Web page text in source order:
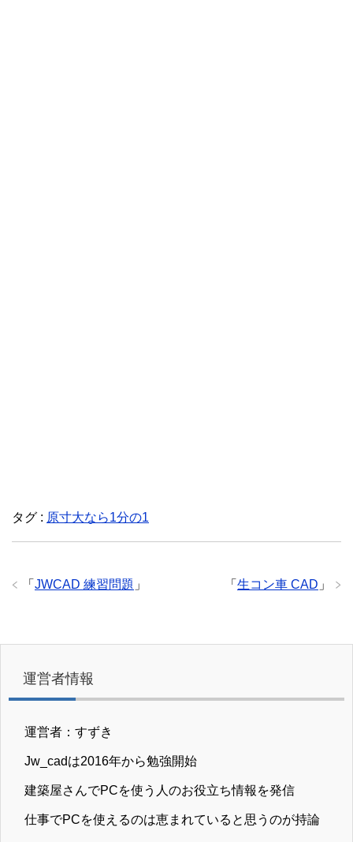
タグ : 原寸大なら1分の1
「 生コン車 CAD 」
「 JWCAD 練習問題 」
運営者情報
運営者：すずき
Jw_cadは2016年から勉強開始
建築屋さんでPCを使う人のお役立ち情報を発信
仕事でPCを使えるのは恵まれていると思うのが持論